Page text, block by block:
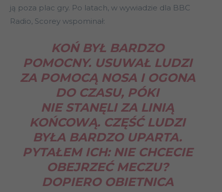
ją poza plac gry. Po latach, w wywiadzie dla BBC
Radio, Scorey wspominał:
KOŃ BYŁ BARDZO
POMOCNY. USUWAŁ LUDZI
ZA POMOCĄ NOSA I OGONA
DO CZASU, PÓKI
NIE STANĘLI ZA LINIĄ
KOŃCOWĄ. CZĘŚĆ LUDZI
BYŁA BARDZO UPARTA.
PYTAŁEM ICH: NIE CHCECIE
OBEJRZEĆ MECZU?
DOPIERO OBIETNICA